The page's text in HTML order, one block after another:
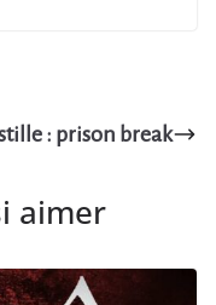
: prison break
aimer